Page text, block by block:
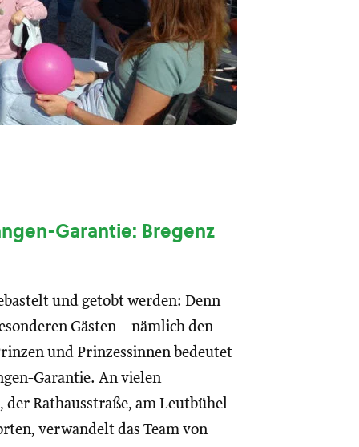
Garantie: Bregenz
und getobt werden: Denn
Gästen – nämlich den
und Prinzessinnen bedeutet
Garantie. An vielen
Rathausstraße, am Leutbühel
verwandelt das Team von